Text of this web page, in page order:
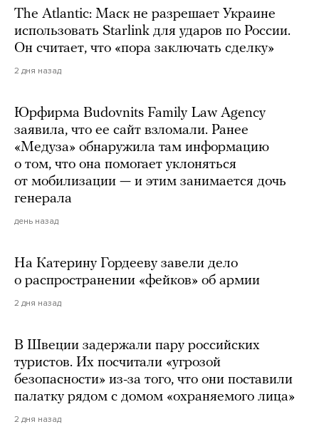
The Atlantic: Маск не разрешает Украине
использовать Starlink для ударов по России.
Он считает, что «пора заключать сделку»
2 дня назад
Юрфирма Budovnits Family Law Agency
заявила, что ее сайт взломали. Ранее
«Медуза» обнаружила там информацию
о том, что она помогает уклоняться
от мобилизации — и этим занимается дочь
генерала
день назад
На Катерину Гордееву завели дело
о распространении «фейков» об армии
2 дня назад
В Швеции задержали пару российских
туристов. Их посчитали «угрозой
безопасности» из-за того, что они поставили
палатку рядом с домом «охраняемого лица»
2 дня назад